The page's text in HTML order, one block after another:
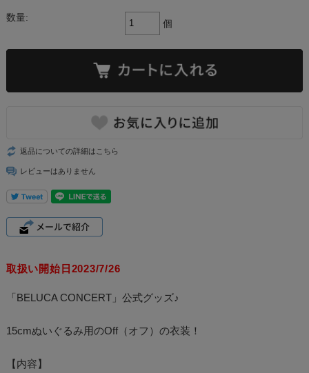
数量:
個
返品についての詳細はこちら
レビューはありません
取扱い開始日2023/7/26
「BELUCA CONCERT」公式グッズ♪
15cmぬいぐるみ用のOff（オフ）の衣装！
【内容】